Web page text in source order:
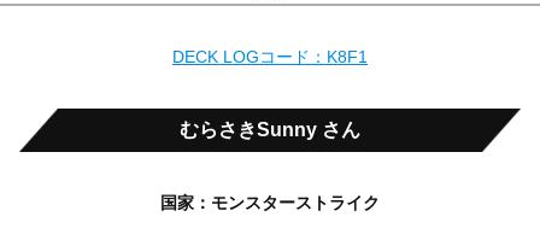
DECK LOGコード：K8F1
むらさきSunny さん
国家：モンスターストライク